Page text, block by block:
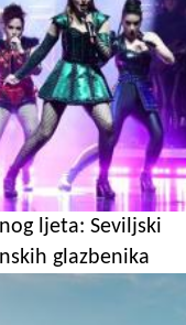
ljeta: Seviljski
glazbenika